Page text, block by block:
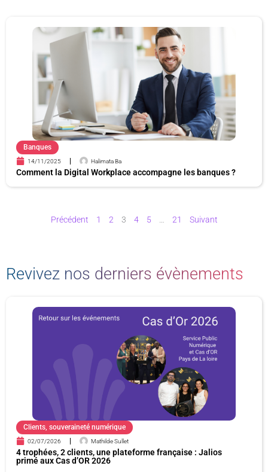
Banques
14/11/2025 Halimata Ba
Comment la Digital Workplace accompagne les banques ?
Précédent 1 2 3 4 5 21 Suivant
Revivez nos derniers évènements
Clients, souveraineté numérique
02/07/2026 Mathilde Sullet
4 trophées, 2 clients, une plateforme française : Jalios
primé aux Cas d’OR 2026
a
e
e
e